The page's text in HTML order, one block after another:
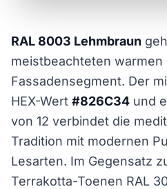
RAL 8003 Lehmbraun
meistbeachteten warmen
Fassadensegment. Der
HEX-Wert #826C34 und
von 12 verbindet die
Tradition mit modernen
Lesarten. Im Gegensatz
Terrakotta-Toenen RAL